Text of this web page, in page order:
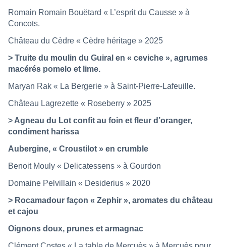
Romain Romain Bouëtard « L’esprit du Causse » à
Concots.
Château du Cèdre « Cèdre héritage » 2025
> Truite du moulin du Guiral en « ceviche », agrumes
macérés pomelo et lime.
Maryan Rak « La Bergerie » à Saint-Pierre-Lafeuille.
Château Lagrezette « Roseberry » 2025
> Agneau du Lot confit au foin et fleur d’oranger,
condiment harissa
Aubergine, « Croustilot » en crumble
Benoit Mouly « Delicatessens » à Gourdon
Domaine Pelvillain « Desiderius » 2020
> Rocamadour façon « Zephir », aromates du château
et cajou
Oignons doux, prunes et armagnac